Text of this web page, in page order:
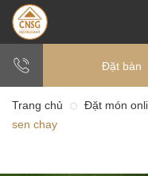
Đặt bàn
Trang chủ Đặt món
sen chay